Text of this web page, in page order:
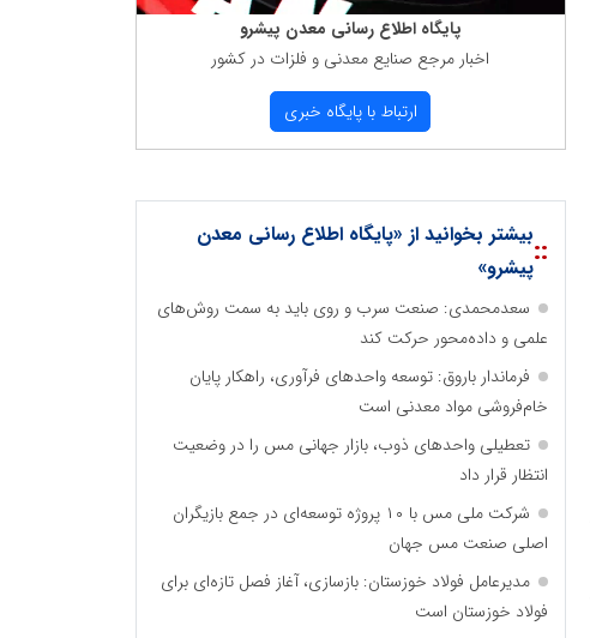
پایگاه اطلاع رسانی معدن پیشرو
اخبار مرجع صنایع معدنی و فلزات در كشور
ارتباط با پایگاه خبری
::بیشتر بخوانید از «پایگاه اطلاع رسانی معدن
پیشرو»
سعدمحمدی: صنعت سرب و روی باید به سمت روش‌های
علمی و داده‌محور حرکت کند
فرماندار باروق: توسعه واحدهای فرآوری، راهکار پایان
خام‌فروشی مواد معدنی است
تعطیلی واحدهای ذوب، بازار جهانی مس را در وضعیت
انتظار قرار داد
شرکت ملی مس با ۱۰ پروژه توسعه‌ای در جمع بازیگران
اصلی صنعت مس جهان
مدیرعامل فولاد خوزستان: بازسازی، آغاز فصل تازه‌ای برای
فولاد خوزستان است